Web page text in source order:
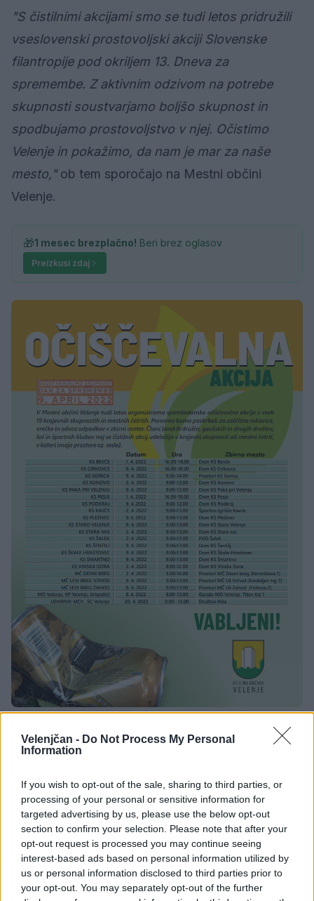
Velenjčan - Do Not Process My Personal
Information
If you wish to opt-out of the sale, sharing to third parties, or
processing of your personal or sensitive information for
targeted advertising by us, please use the below opt-out
section to confirm your selection. Please note that after your
opt-out request is processed you may continue seeing
interest-based ads based on personal information utilized by
us or personal information disclosed to third parties prior to
your opt-out. You may separately opt-out of the further
"S čistilnimi akcijami smo se tudi letos pridružili
vseslovenski prostovoljski akciji Slovenske
filantropije pod okriljem 13. Dneva za
spremembe. Z aktivnim odzivom na potrebe
skupnosti soustvarjamo boljšo skupnost in
spodbujamo prostovoljstvo v njej. Očistimo
Velenje in pokažimo, da nam je mar za naše
mesto,"ob tem sporočajo na Mestni občini
Velenje.
🎁1 mesec brezplačno! Beri brez oglasov
Preizkusi zdaj
Sorodno
Več iz kategorije Družba